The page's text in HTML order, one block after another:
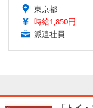
東京都
時給1,850円
派遣社員